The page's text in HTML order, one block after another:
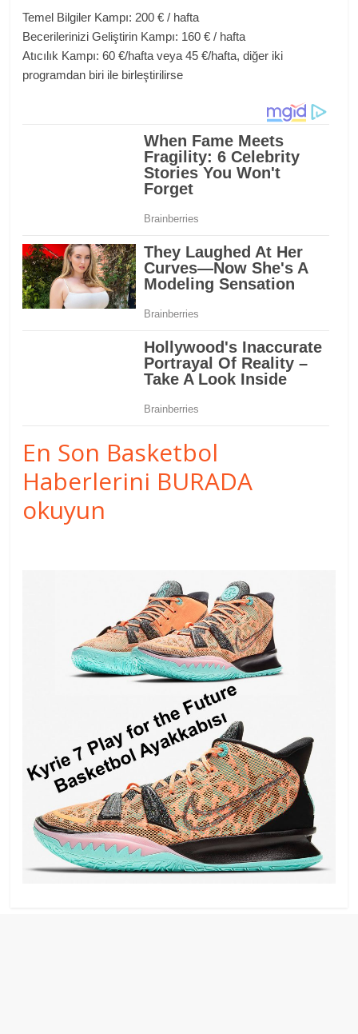
Temel Bilgiler Kampı: 200 € / hafta
Becerilerinizi Geliştirin Kampı: 160 € / hafta
Atıcılık Kampı: 60 €/hafta veya 45 €/hafta, diğer iki
programdan biri ile birleştirilirse
En Son Basketbol
Haberlerini BURADA
okuyun